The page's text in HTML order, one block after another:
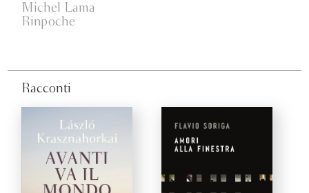
Michel Lama
Rinpoche
Racconti